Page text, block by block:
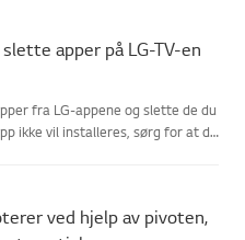
apper på LG-TV-en
fra LG-appene og slette de du
ikke vil installeres, sørg for at du
ved hjelp av pivoten,